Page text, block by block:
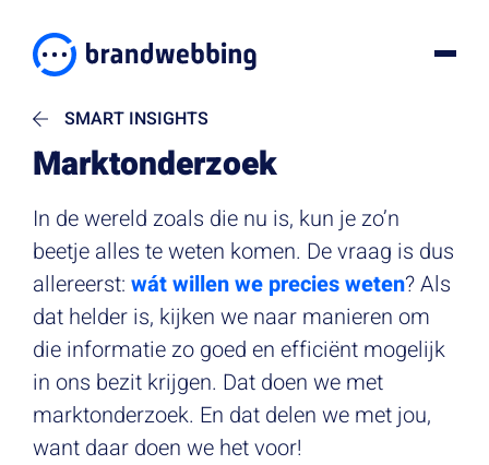
SMART INSIGHTS
Marktonderzoek
In de wereld zoals die nu is, kun je zo’n
beetje alles te weten komen. De vraag is dus
allereerst: wát willen we precies weten? Als
dat helder is, kijken we naar manieren om
die informatie zo goed en efficiënt mogelijk
in ons bezit krijgen. Dat doen we met
marktonderzoek. En dat delen we met jou,
want daar doen we het voor!